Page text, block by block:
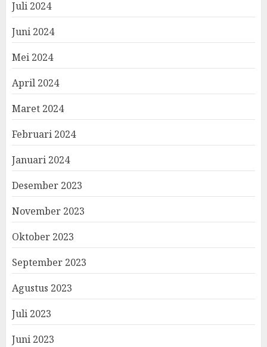
Juli 2024
Juni 2024
Mei 2024
April 2024
Maret 2024
Februari 2024
Januari 2024
Desember 2023
November 2023
Oktober 2023
September 2023
Agustus 2023
Juli 2023
Juni 2023